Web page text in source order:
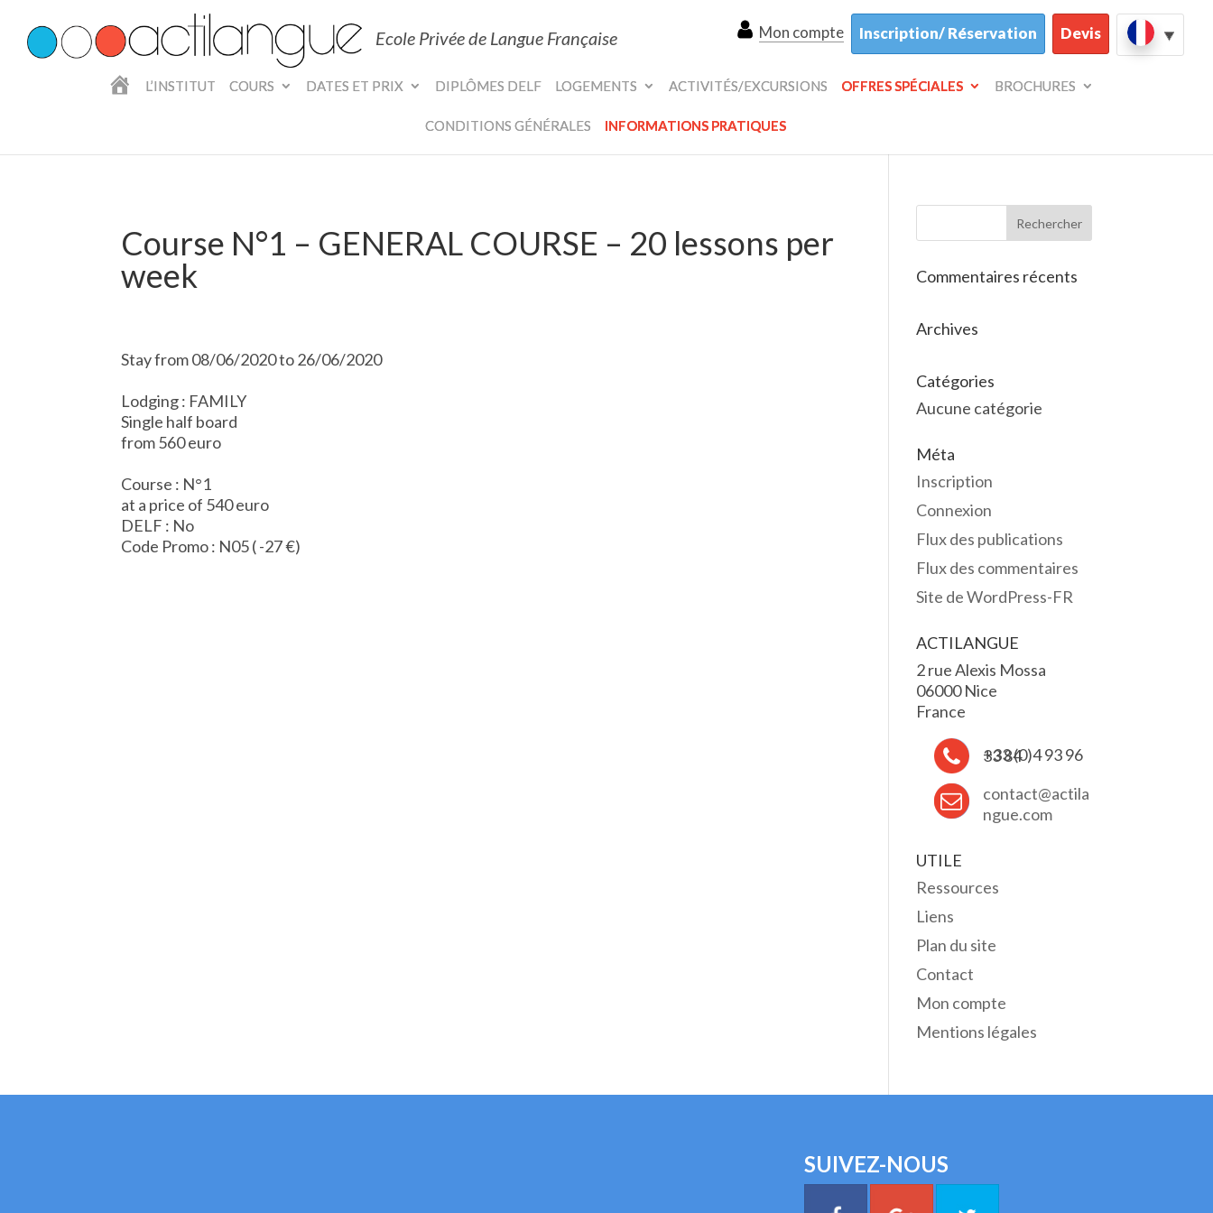
Ecole Privée de Langue Française Mon compte Inscription/ Réservation Devis
L
L’INSTITUT COURS DATES ET PRIX DIPLÔMES DELF LOGEMENTS ACTIVITÉS/EXCURSIONS OFFRES SPÉCIALES BROCHURES
CONDITIONS GÉNÉRALES INFORMATIONS PRATIQUES
Course N°1 – GENERAL COURSE – 20 lessons per
week
Stay from 08/06/2020 to 26/06/2020
Lodging : FAMILY
Single half board
from 560 euro
Course : N°1
at a price of 540 euro
DELF : No
Code Promo : N05 ( -27 €)
Commentaires récents
Archives
Catégories
Aucune catégorie
Méta
Inscription
Connexion
Flux des publications
Flux des commentaires
Site de WordPress-FR
ACTILANGUE
2 rue Alexis Mossa
06000 Nice
France
+33 (0)4 93 96 33 84
contact@actila
ngue.com
UTILE
Ressources
Liens
Plan du site
Contact
Mon compte
Mentions légales
SUIVEZ-NOUS